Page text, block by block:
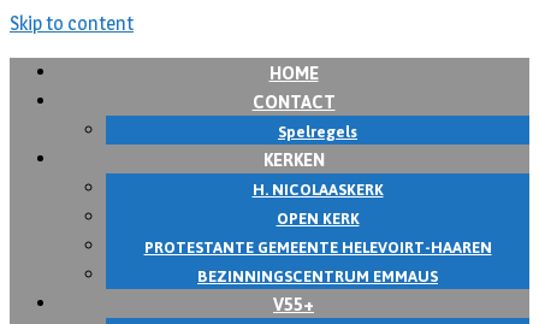
Skip to content
HOME
CONTACT
Spelregels
KERKEN
H. NICOLAASKERK
OPEN KERK
PROTESTANTE GEMEENTE HELEVOIRT-HAAREN
BEZINNINGSCENTRUM EMMAUS
V55+